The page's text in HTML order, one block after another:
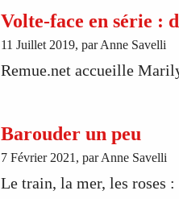
Volte-face en série :
11 Juillet 2019, par Anne Savelli
Remue.net accueille
Barouder un peu
7 Février 2021, par Anne Savelli
Le train, la mer, les roses